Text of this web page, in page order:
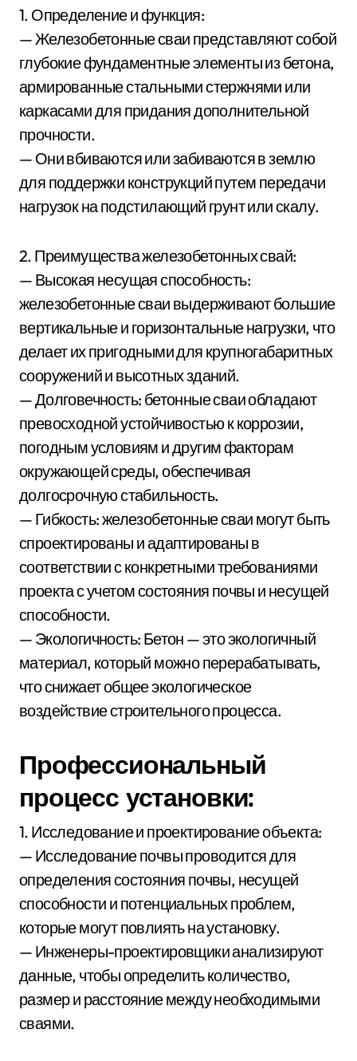
1. Определение и функция:
— Железобетонные сваи представляют собой
глубокие фундаментные элементы из бетона,
армированные стальными стержнями или
каркасами для придания дополнительной
прочности.
— Они вбиваются или забиваются в землю
для поддержки конструкций путем передачи
нагрузок на подстилающий грунт или скалу.
2. Преимущества железобетонных свай:
— Высокая несущая способность:
железобетонные сваи выдерживают большие
вертикальные и горизонтальные нагрузки, что
делает их пригодными для крупногабаритных
сооружений и высотных зданий.
— Долговечность: бетонные сваи обладают
превосходной устойчивостью к коррозии,
погодным условиям и другим факторам
окружающей среды, обеспечивая
долгосрочную стабильность.
— Гибкость: железобетонные сваи могут быть
спроектированы и адаптированы в
соответствии с конкретными требованиями
проекта с учетом состояния почвы и несущей
способности.
— Экологичность: Бетон — это экологичный
материал, который можно перерабатывать,
что снижает общее экологическое
воздействие строительного процесса.
Профессиональный
процесс установки:
1. Исследование и проектирование объекта:
— Исследование почвы проводится для
определения состояния почвы, несущей
способности и потенциальных проблем,
которые могут повлиять на установку.
— Инженеры-проектировщики анализируют
данные, чтобы определить количество,
размер и расстояние между необходимыми
сваями.